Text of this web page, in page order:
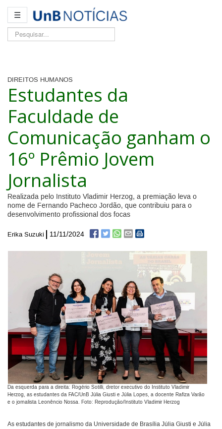
☰
Pesquisar...
DIREITOS HUMANOS
Estudantes da
Faculdade de
Comunicação ganham o
16º Prêmio Jovem
Jornalista
Realizada pelo Instituto Vladimir Herzog, a premiação leva o
nome de Fernando Pacheco Jordão, que contribuiu para o
desenvolvimento profissional dos focas
Erika Suzuki 11/11/2024
Da esquerda para a direita: Rogério Sotilli, dretor executivo do Instituto Vladimir
Herzog, as estudantes da FAC/UnB Júlia Giusti e Júlia Lopes, a docente Rafiza Varão
e o jornalista Leonêncio Nossa. Foto: Reprodução/Instituto Vladimir Herzog
As estudantes de jornalismo da Universidade de Brasília Júlia Giusti e Júlia